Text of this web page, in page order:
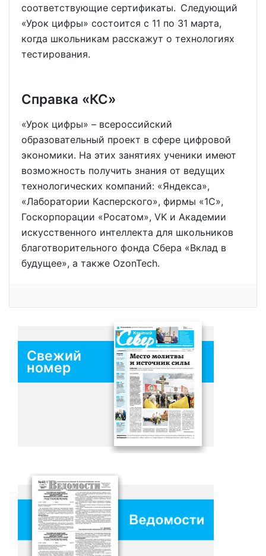
соответствующие сертификаты. Следующий
«Урок цифры» состоится с 11 по 31 марта,
когда школьникам расскажут о технологиях
тестирования.
Справка «КС»
«Урок цифры» – всероссийский
образовательный проект в сфере цифровой
экономики. На этих занятиях ученики имеют
возможность получить знания от ведущих
технологических компаний: «Яндекса»,
«Лаборатории Касперского», фирмы «1С»,
Госкорпорации «Росатом», VK и Академии
искусственного интеллекта для школьников
благотворительного фонда Сбера «Вклад в
будущее», а также OzonTech.
Свежий
номер